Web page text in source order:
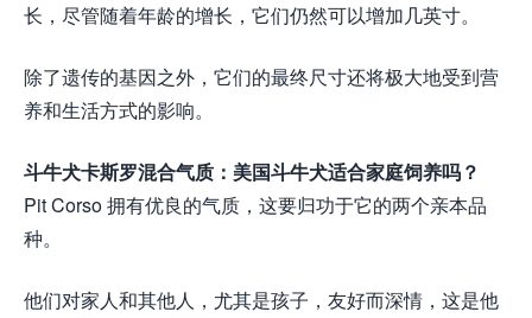
长，尽管随着年龄的增长，它们仍然可以增加几英寸。
除了遗传的基因之外，它们的最终尺寸还将极大地受到营
养和生活方式的影响。
斗牛犬卡斯罗混合气质：美国斗牛犬适合家庭饲养吗？
Pit Corso 拥有优良的气质，这要归功于它的两个亲本品
种。
他们对家人和其他人，尤其是孩子，友好而深情，这是他